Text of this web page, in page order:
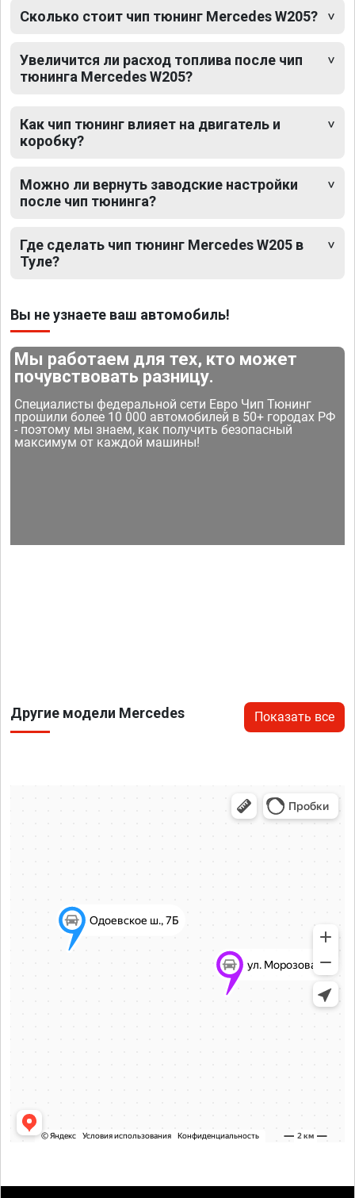
Сколько стоит чип тюнинг Mercedes W205?
Увеличится ли расход топлива после чип
тюнинга Mercedes W205?
Как чип тюнинг влияет на двигатель и
коробку?
Можно ли вернуть заводские настройки
после чип тюнинга?
Где сделать чип тюнинг Mercedes W205 в
Туле?
Вы не узнаете ваш автомобиль!
Мы работаем для тех, кто может
почувствовать разницу.
Специалисты федеральной сети Евро Чип Тюнинг
прошили более 10 000 автомобилей в 50+ городах РФ
- поэтому мы знаем, как получить безопасный
максимум от каждой машины!
Другие модели Mercedes Показать все